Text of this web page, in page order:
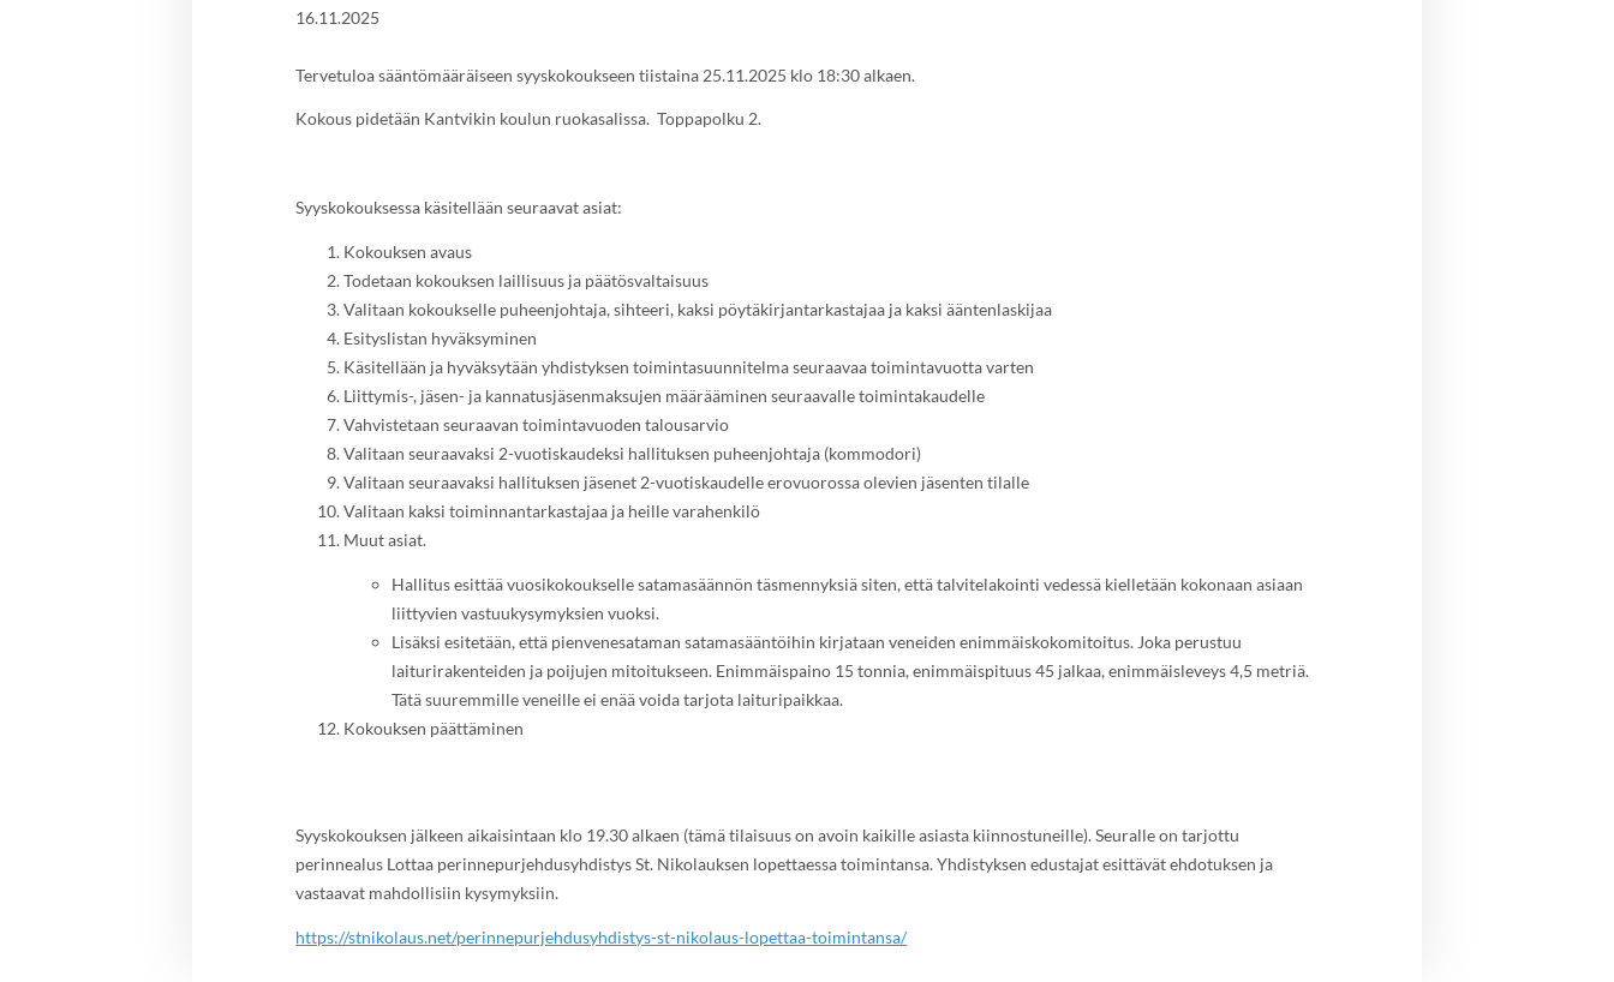
16.11.2025
Tervetuloa sääntömääräiseen syyskokoukseen tiistaina 25.11.2025 klo 18:30 alkaen.
Kokous pidetään Kantvikin koulun ruokasalissa. Toppapolku 2.
Syyskokouksessa käsitellään seuraavat asiat:
Kokouksen avaus
Todetaan kokouksen laillisuus ja päätösvaltaisuus
Valitaan kokoukselle puheenjohtaja, sihteeri, kaksi pöytäkirjantarkastajaa ja kaksi ääntenlaskijaa
Esityslistan hyväksyminen
Käsitellään ja hyväksytään yhdistyksen toimintasuunnitelma seuraavaa toimintavuotta varten
Liittymis-, jäsen- ja kannatusjäsenmaksujen määrääminen seuraavalle toimintakaudelle
Vahvistetaan seuraavan toimintavuoden talousarvio
Valitaan seuraavaksi 2-vuotiskaudeksi hallituksen puheenjohtaja (kommodori)
Valitaan seuraavaksi hallituksen jäsenet 2-vuotiskaudelle erovuorossa olevien jäsenten tilalle
Valitaan kaksi toiminnantarkastajaa ja heille varahenkilö
Muut asiat.
Hallitus esittää vuosikokoukselle satamasäännön täsmennyksiä siten, että talvitelakointi vedessä kielletään kokonaan asiaan
liittyvien vastuukysymyksien vuoksi.
Lisäksi esitetään, että pienvenesataman satamasääntöihin kirjataan veneiden enimmäiskokomitoitus. Joka perustuu
laiturirakenteiden ja poijujen mitoitukseen. Enimmäispaino 15 tonnia, enimmäispituus 45 jalkaa, enimmäisleveys 4,5 metriä.
Tätä suuremmille veneille ei enää voida tarjota laituripaikkaa.
Kokouksen päättäminen
Syyskokouksen jälkeen aikaisintaan klo 19.30 alkaen (tämä tilaisuus on avoin kaikille asiasta kiinnostuneille). Seuralle on tarjottu
perinnealus Lottaa perinnepurjehdusyhdistys St. Nikolauksen lopettaessa toimintansa. Yhdistyksen edustajat esittävät ehdotuksen ja
vastaavat mahdollisiin kysymyksiin.
https://stnikolaus.net/perinnepurjehdusyhdistys-st-nikolaus-lopettaa-toimintansa/